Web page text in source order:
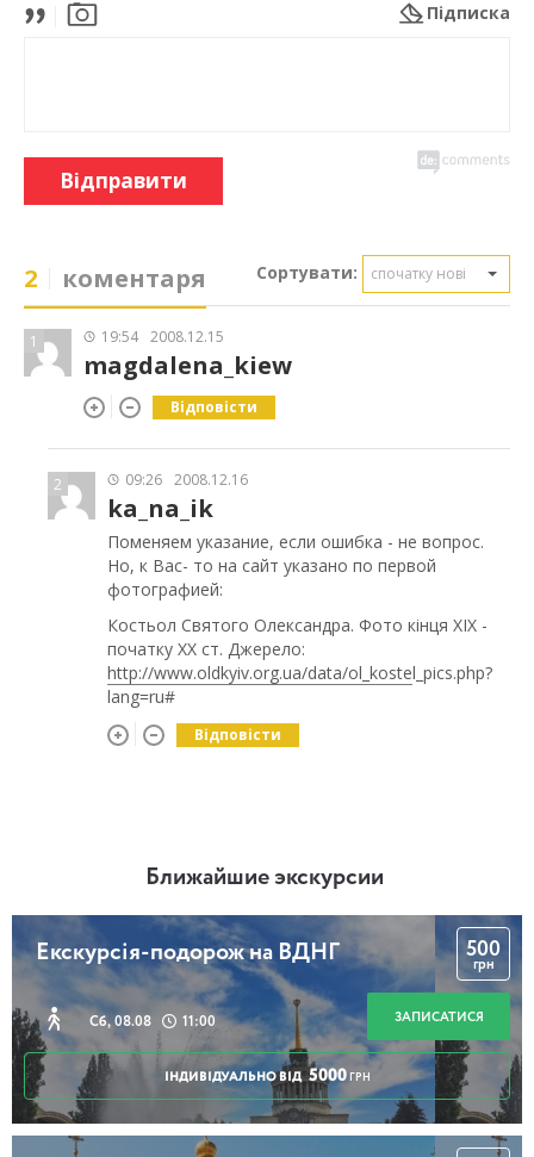
Підписка
Відправити
2 коментаря Сортувати: спочатку нові
1 19:54 2008.12.15
magdalena_kiew
Відповісти
2 09:26 2008.12.16
ka_na_ik
Поменяем указание, если ошибка - не вопрос.
Но, к Вас- то на сайт указано по первой
фотографией:
Костьол Святого Олександра. Фото кінця ХІХ -
початку ХХ ст. Джерело:
http://www.oldkyiv.org.ua/data/ol_kostel_pics.php?
lang=ru#
Відповісти
Ближайшие экскурсии
Екскурсія-подорож на ВДНГ
Сб, 08.08 11:00
500
грн
ЗАПИСАТИСЯ
ІНДИВІДУАЛЬНО ВІД 5000 ГРН